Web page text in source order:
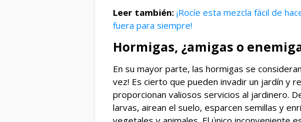
Leer también: ¡Rocíe esta mezcla fácil de
fuera para siempre!
Hormigas, ¿amigas o
En su mayor parte, las hormigas se
vez! Es cierto que pueden invadir un jardín y
proporcionan valiosos servicios al jardinero.
larvas, airean el suelo, esparcen semillas y